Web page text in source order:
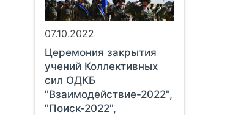
07.10.2022
Церемония закрытия
учений Коллективных
сил ОДКБ
"Взаимодействие-2022",
"Поиск-2022",